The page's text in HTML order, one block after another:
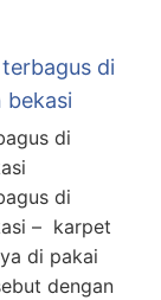
di
bekasi
di
di
– karpet
di pakai
dengan